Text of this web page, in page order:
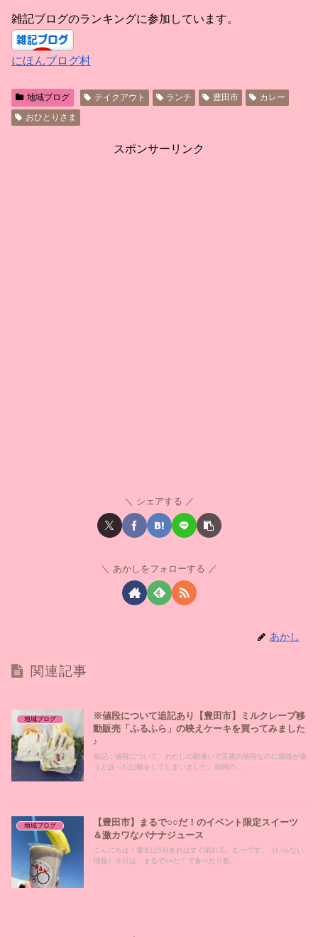
雑記ブログのランキングに参加しています。
にほんブログ村
地域ブログ テイクアウト ランチ 豊田市
カレー
おひとりさま
スポンサーリンク
シェアする
あかしをフォローする
あかし
関連記事
地域ブログ
※値段について追記あり【豊田市】ミルクレープ移
動販売「ふるふら」の映えケーキを買ってみました
♪
追記：値段について、わたしの勘違いで正規の値段なのに価格が違
うと誤った記載をしてしまいました。前回の...
地域ブログ
【豊田市】まるで○○だ！のイベント限定スイーツ
＆激カワなバナナジュース
こんにちは！最近は5分あればすぐ眠れる、むーです。（いらない
情報）今日は、まるで○○だ！で食べたり飲...